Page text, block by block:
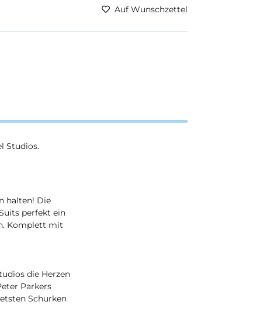
Auf Wunschzettel
Studios.
halten! Die
perfekt ein
Komplett mit
die Herzen
Parkers
Schurken